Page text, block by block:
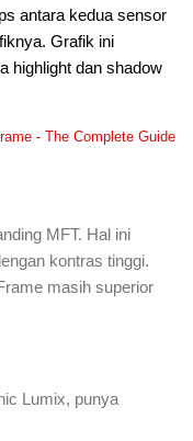
antara kedua sensor
Grafik ini
highlight dan shadow
- The Complete Guide
MFT. Hal ini
kontras tinggi.
masih superior
Lumix, punya